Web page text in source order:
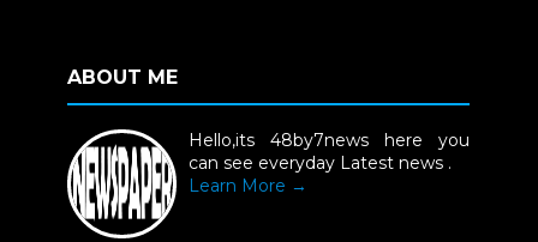
ABOUT ME
Hello,its 48by7news here you
can see everyday Latest news .
Learn More →